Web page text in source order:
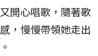
開心唱歌，隨著歌
，慢慢帶領她走出